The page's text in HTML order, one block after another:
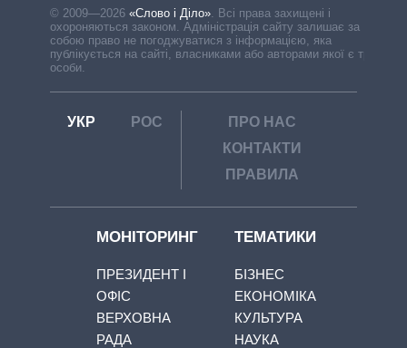
© 2009—2026 «Слово і Діло». Всі права захищені і
охороняються законом. Адміністрація сайту залишає за
собою право не погоджуватися з інформацією, яка
публікується на сайті, власниками або авторами якої є треті
особи.
УКР РОС
ПРО НАС
КОНТАКТИ
ПРАВИЛА
МОНІТОРИНГ
ПРЕЗИДЕНТ І
ОФІС
ВЕРХОВНА
РАДА
ТЕМАТИКИ
БІЗНЕС
ЕКОНОМІКА
КУЛЬТУРА
НАУКА